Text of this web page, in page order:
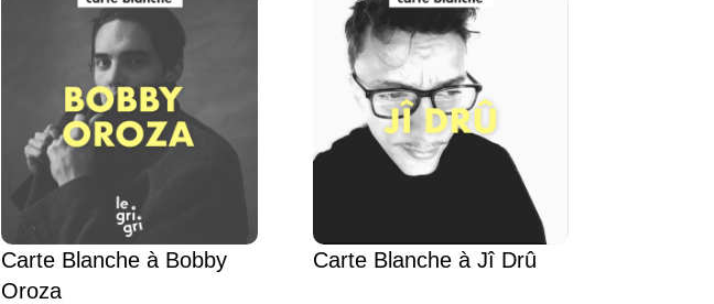
Carte Blanche à Bobby
Oroza
Carte Blanche à Jî Drû